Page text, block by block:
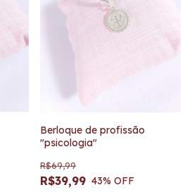
Berloque de profissão
"psicologia"
R$39,99
R$69,99
43% OFF